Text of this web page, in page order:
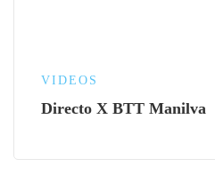
VIDEOS
Directo X BTT Manilva